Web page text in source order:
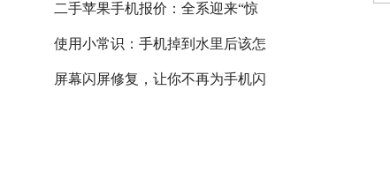
二手苹果手机报价：全系迎来“惊
使用小常识：手机掉到水里后该怎
屏幕闪屏修复，让你不再为手机闪